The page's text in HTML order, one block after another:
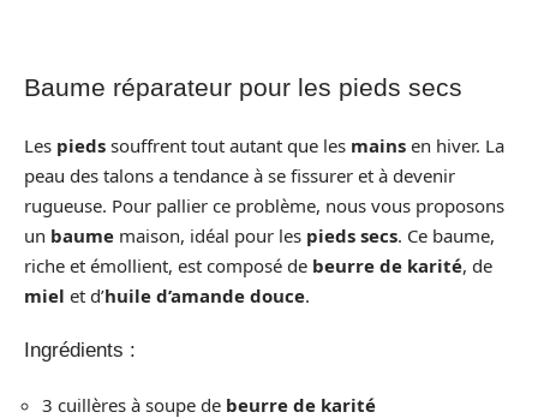
Baume réparateur pour les pieds secs
Les pieds souffrent tout autant que les mains en hiver. La
peau des talons a tendance à se fissurer et à devenir
rugueuse. Pour pallier ce problème, nous vous proposons
un baume maison, idéal pour les pieds secs. Ce baume,
riche et émollient, est composé de beurre de karité, de
miel et d’huile d’amande douce.
Ingrédients :
3 cuillères à soupe de beurre de karité